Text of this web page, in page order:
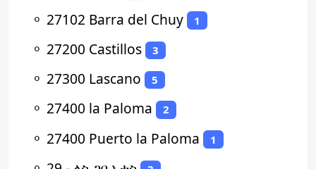
⚬ 27102 Barra del Chuy 1
⚬ 27200 Castillos 3
⚬ 27300 Lascano 5
⚬ 27400 la Paloma 2
⚬ 27400 Puerto la Paloma 1